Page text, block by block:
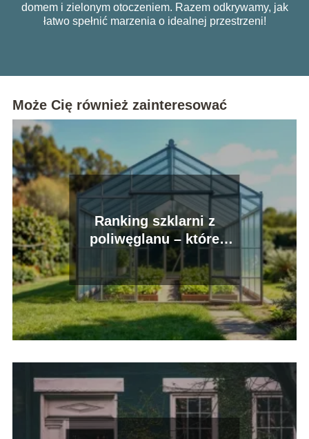
domem i zielonym otoczeniem. Razem odkrywamy, jak
łatwo spełnić marzenia o idealnej przestrzeni!
Może Cię również zainteresować
Ranking szklarni z
poliwęglanu – które
modele wybrać?